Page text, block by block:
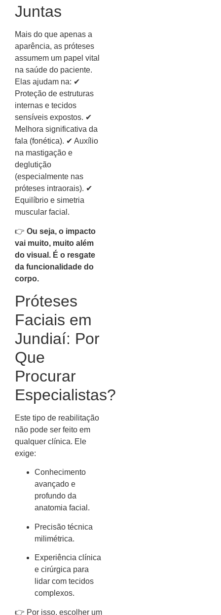
Juntas
Mais do que apenas a
aparência, as próteses
assumem um papel vital
na saúde do paciente.
Elas ajudam na: ✔
Proteção de estruturas
internas e tecidos
sensíveis expostos. ✔
Melhora significativa da
fala (fonética). ✔ Auxílio
na mastigação e
deglutição
(especialmente nas
próteses intraorais). ✔
Equilíbrio e simetria
muscular facial.
👉 Ou seja, o impacto
vai muito, muito além
do visual. É o resgate
da funcionalidade do
corpo.
Próteses
Faciais em
Jundiaí: Por
Que
Procurar
Especialistas?
Este tipo de reabilitação
não pode ser feito em
qualquer clínica. Ele
exige:
Conhecimento
avançado e
profundo da
anatomia facial.
Precisão técnica
milimétrica.
Experiência clínica
e cirúrgica para
lidar com tecidos
complexos.
👉 Por isso, escolher um